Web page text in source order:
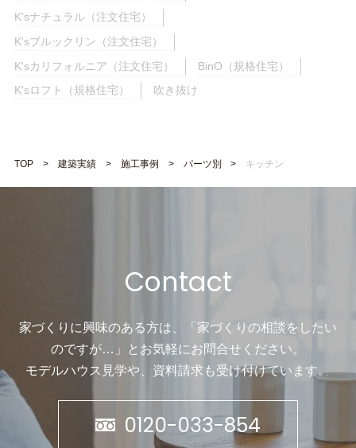
K'sナチュラル（注文住宅）
K'sブルックリン（注文住宅）
K'sカリフォルニア（注文住宅）
BinO（規格住宅）
K'sロフト（規格住宅）
吹き抜け
TOP 建築実績 施工事例 パーツ別 キッチン
Contact
家づくりに興味のある方は、「家づくりの相談をしたい
のですが…」と お気軽にお問合せください。
モデルハウス見学や、資料請求も受け付けています。
0120-033-854